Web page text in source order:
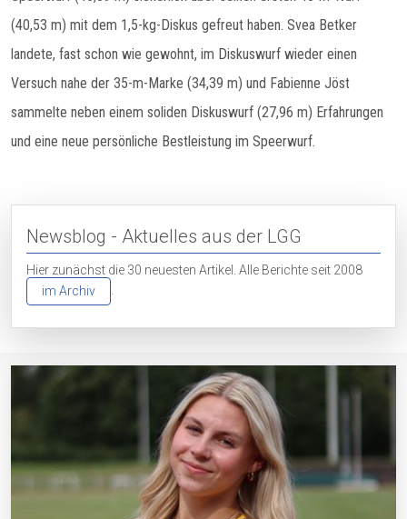
(40,53 m) mit dem 1,5-kg-Diskus gefreut haben. Svea Betker
landete, fast schon wie gewohnt, im Diskuswurf wieder einen
Versuch nahe der 35-m-Marke (34,39 m) und Fabienne Jöst
sammelte neben einem soliden Diskuswurf (27,96 m) Erfahrungen
und eine neue persönliche Bestleistung im Speerwurf.
Newsblog - Aktuelles aus der LGG
Hier zunächst die 30 neuesten Artikel. Alle Berichte seit 2008
im Archiv
.